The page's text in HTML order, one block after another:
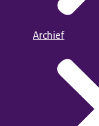
Archief